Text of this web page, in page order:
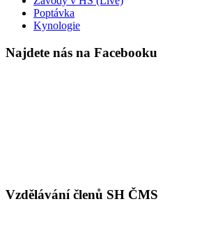
Poptávka
Kynologie
Najdete nás na Facebooku
Vzdělávání členů SH ČMS